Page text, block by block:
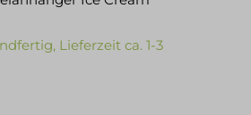
Lieferzeit ca. 1-3